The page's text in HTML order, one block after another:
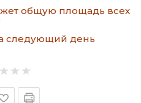
общую площадь всех
следующий день